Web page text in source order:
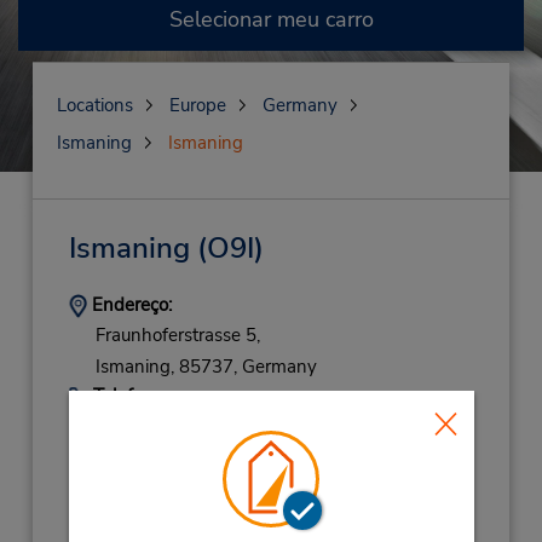
Selecionar meu carro
Locations Europe
Germany
Ismaning
Ismaning
Ismaning (O9I)
Endereço:
Fraunhoferstrasse 5,
Ismaning, 85737, Germany
Telefone:
(49) 069710445596
Horário de funcionamento:
Mon - Fri 8:00 AM - 5:00 PM; Sat 8:00 AM -